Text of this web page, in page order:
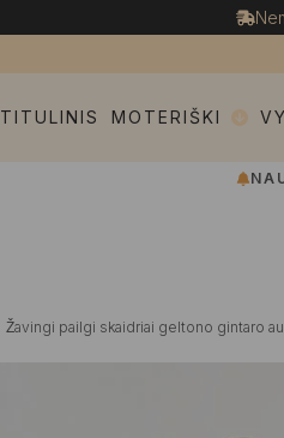
TITULINIS MOTERIŠKI
Žavingi pailgi skaidriai geltono gintaro